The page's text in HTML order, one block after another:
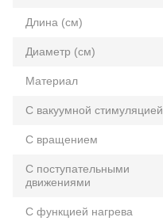
Длина (см)
Диаметр (см)
Материал
С вакуумной стимуляцией
С вращением
С поступательными
движениями
С функцией нагрева